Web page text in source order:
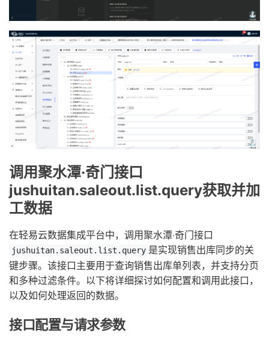
调用聚水潭·奇门接口
jushuitan.saleout.list.query获取并加
工数据
在轻易云数据集成平台中，调用聚水潭·奇门接口
jushuitan.saleout.list.query 是实现销售出库同步的关
键步骤。该接口主要用于查询销售出库单列表，并支持分页
和多种过滤条件。以下将详细探讨如何配置和调用此接口，
以及如何处理返回的数据。
接口配置与请求参数